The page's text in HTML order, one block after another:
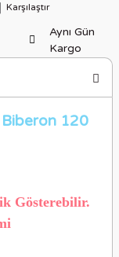
Karşılaştır
Aynı Gün
Kargo
Biberon 120
Gösterebilir.